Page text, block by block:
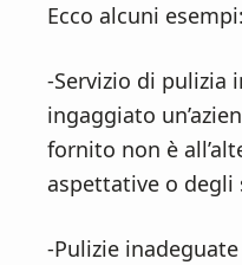
Ecco alcuni esempi:
-Servizio di pulizia
ingaggiato
fornito non è
aspettative o degli
-Pulizie